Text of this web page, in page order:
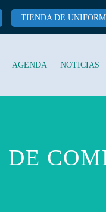
TIENDA DE
AGENDA NOTICIAS